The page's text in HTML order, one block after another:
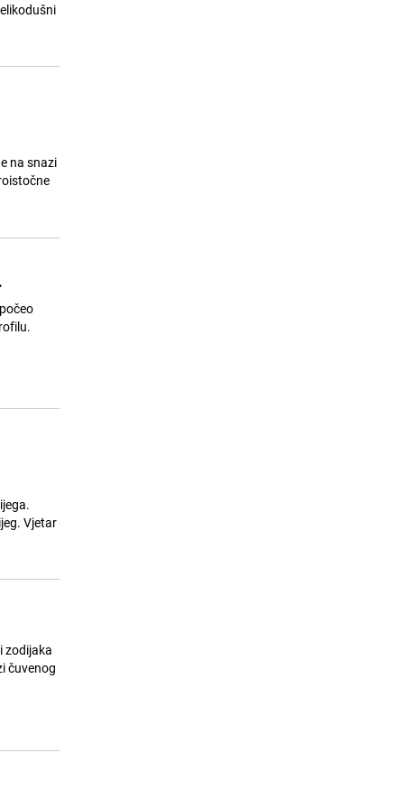
na snazi
Vjetar
zodijaka
čuvenog